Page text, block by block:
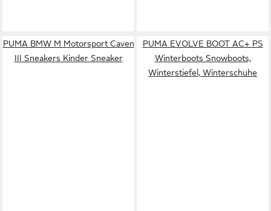
PUMA BMW M Motorsport Caven
III Sneakers Kinder Sneaker
PUMA EVOLVE BOOT AC+ PS
Winterboots Snowboots,
Winterstiefel, Winterschuhe